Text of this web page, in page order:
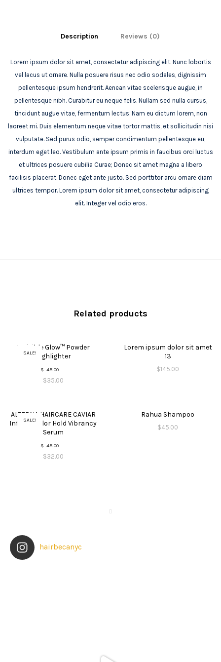
Description Reviews (0)
Lorem ipsum dolor sit amet, consectetur adipiscing elit. Nunc lobortis
vel lacus ut ornare. Nulla posuere risus nec odio sodales, dignissim
pellentesque ipsum hendrerit. Aenean vitae scelerisque augue, in
pellentesque nibh. Curabitur eu neque felis. Nullam sed nulla cursus,
tincidunt augue vitae, fermentum lectus. Nam eu dictum lorem, non
laoreet mi. Duis elementum neque vitae tortor mattis, et sollicitudin nisi
vulputate. Sed purus odio, semper condimentum pellentesque eu,
interdum eget leo. Vestibulum ante ipsum primis in faucibus orci luctus
et ultrices posuere cubilia Curae; Donec sit amet magna a libero
facilisis placerat. Donec eget ante justo. Sed porttitor arcu ornare diam
ultrices tempor. Lorem ipsum dolor sit amet, consectetur adipiscing
elit. Integer vel odio eros.
Related products
SALE!
Invisible Glow™ Powder
Highlighter
$ 45.00
$35.00
Lorem ipsum dolor sit amet
13
$145.00
SALE!
ALTERNA HAIRCARE CAVIAR
Infinite Color Hold Vibrancy
Serum
$ 45.00
$32.00
Rahua Shampoo
$45.00
hairbecanyc